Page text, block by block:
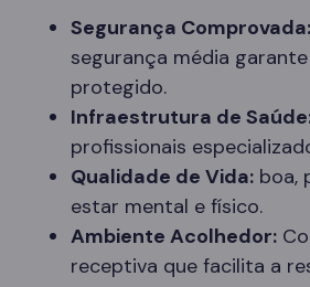
Segurança Comprovada:
segurança média
protegido.
Infraestrutura de
profissionais
Qualidade de Vida: boa,
estar mental e físico.
Ambiente Acolhedor:
receptiva que facilita a